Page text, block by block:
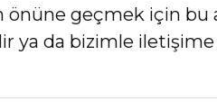
önüne geçmek için
ya da bizimle